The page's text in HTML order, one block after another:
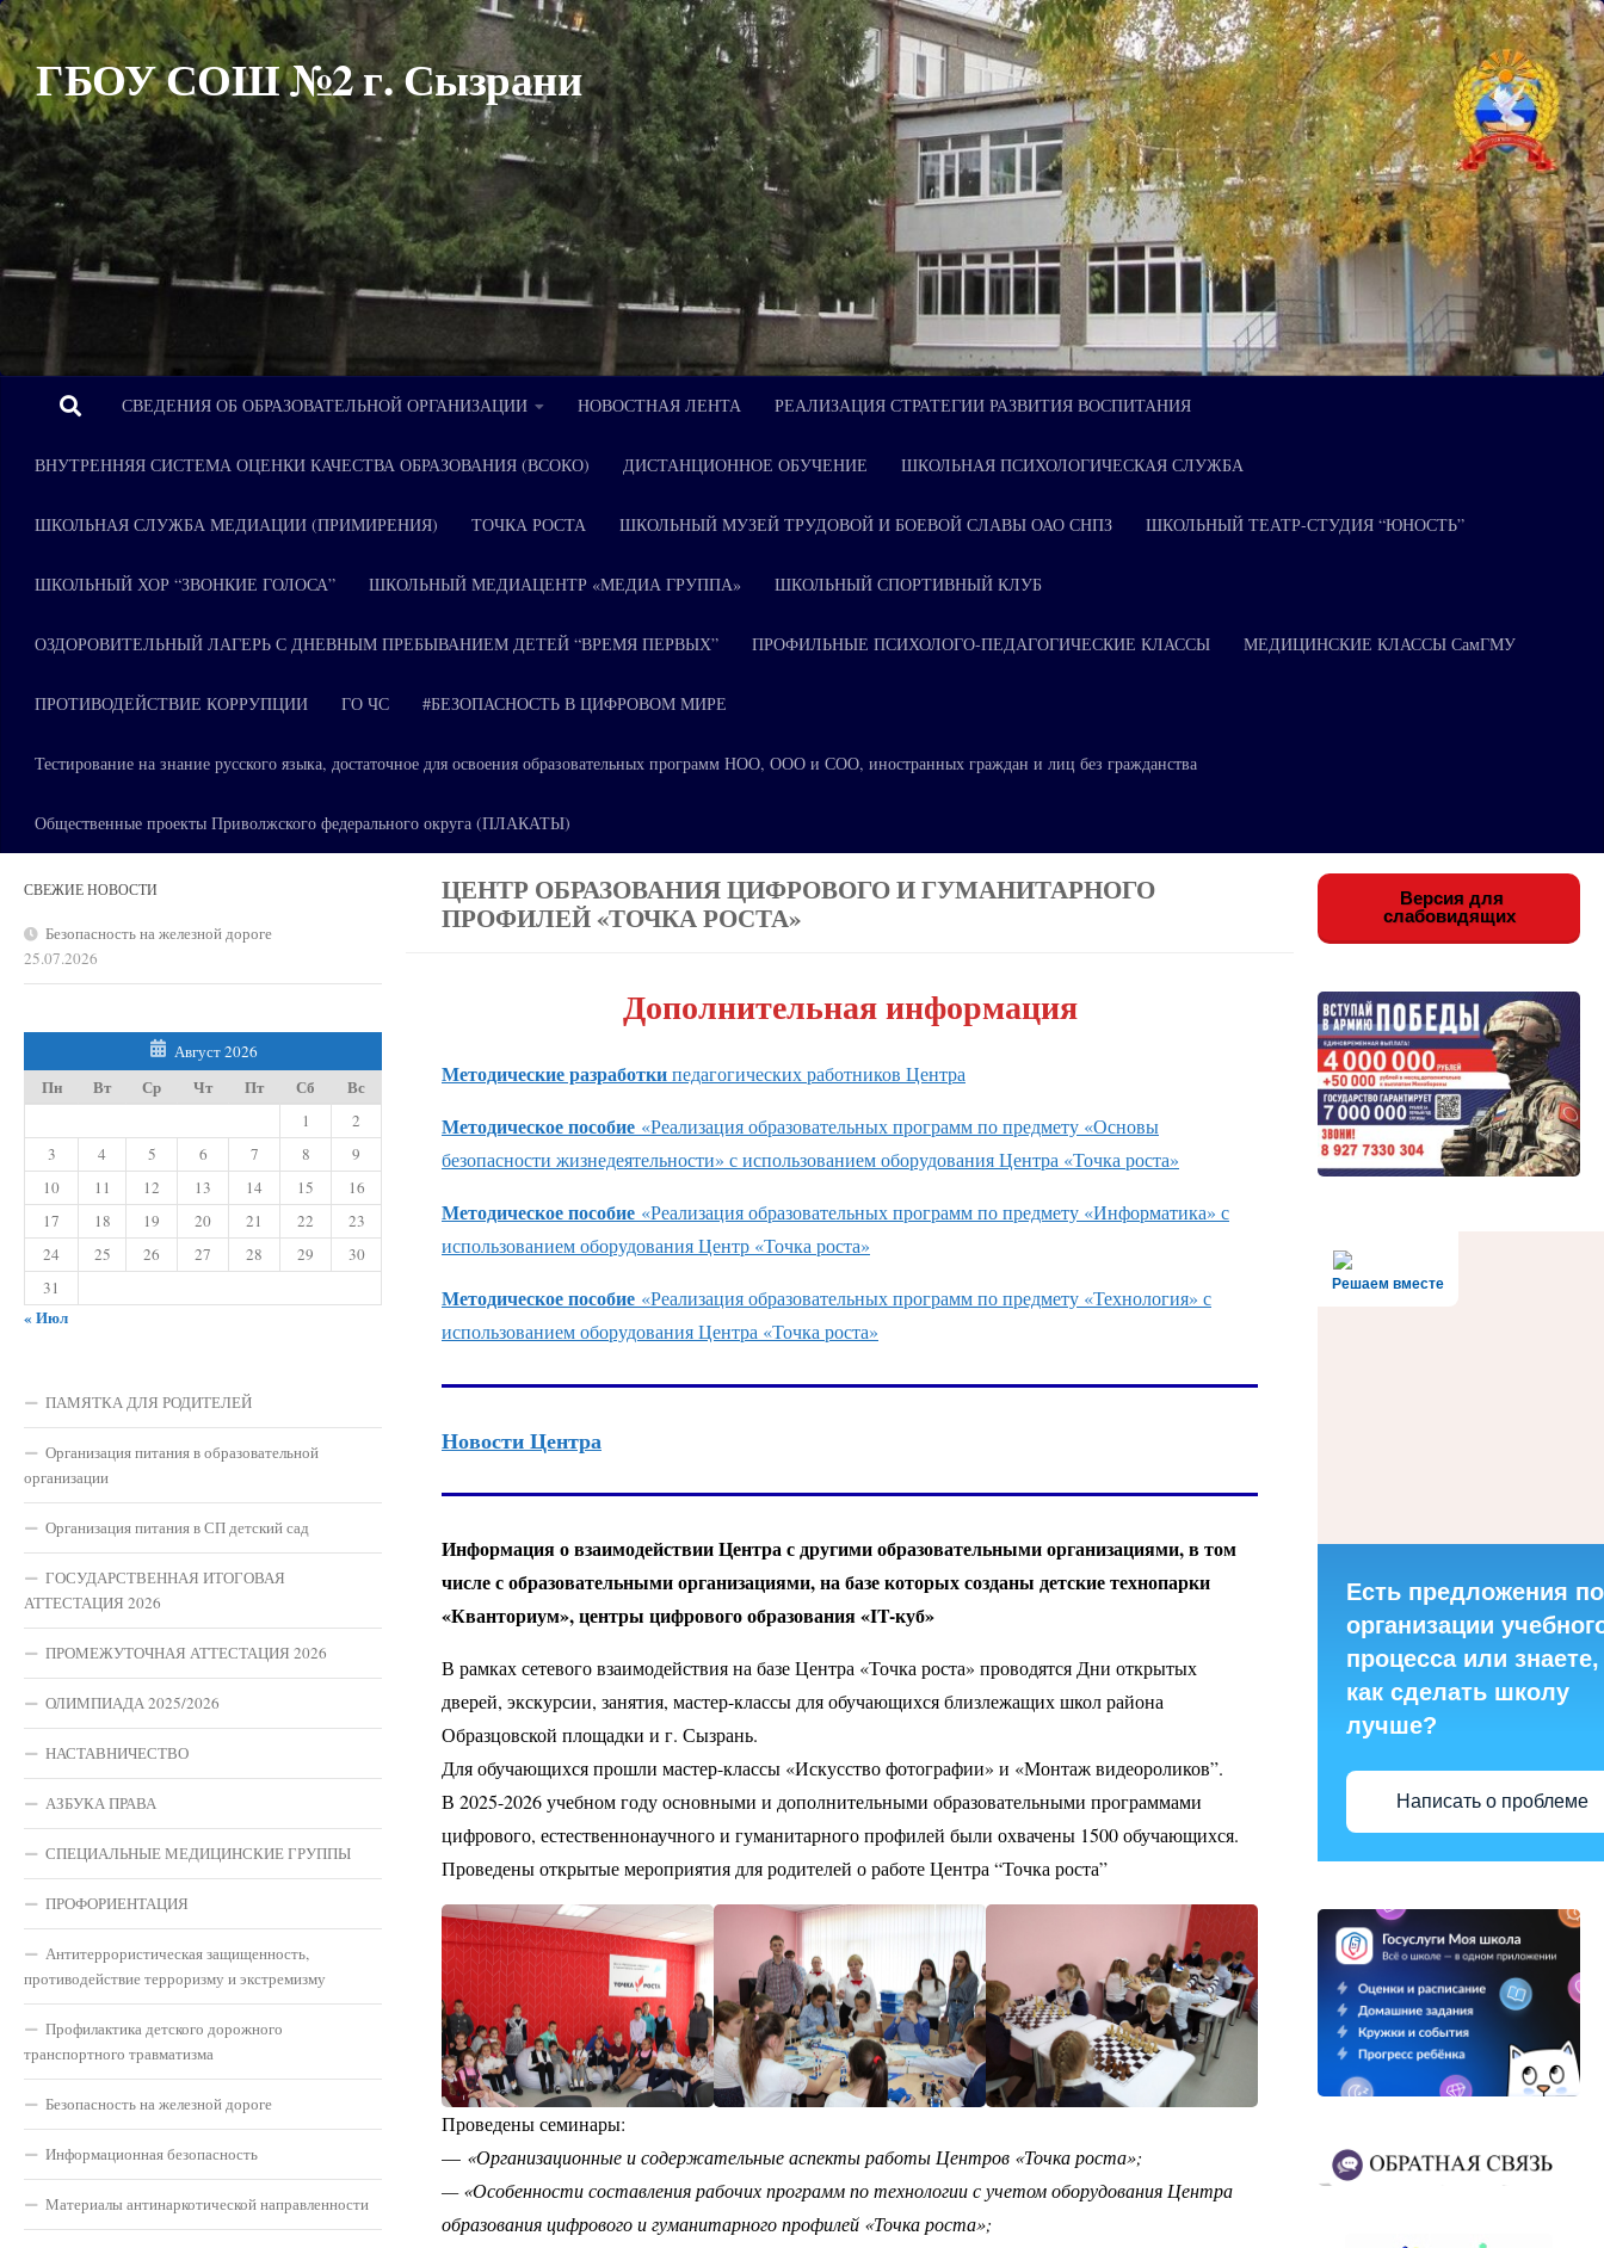
Перейти к содержимому
ГБОУ СОШ №2 г. Сызрани
СВЕДЕНИЯ ОБ ОБРАЗОВАТЕЛЬНОЙ ОРГАНИЗАЦИИ НОВОСТНАЯ ЛЕНТА РЕАЛИЗАЦИЯ СТРАТЕГИИ РАЗВИТИЯ ВОСПИТАНИЯ
ВНУТРЕННЯЯ СИСТЕМА ОЦЕНКИ КАЧЕСТВА ОБРАЗОВАНИЯ (ВСОКО) ДИСТАНЦИОННОЕ ОБУЧЕНИЕ ШКОЛЬНАЯ ПСИХОЛОГИЧЕСКАЯ СЛУЖБА
ШКОЛЬНАЯ СЛУЖБА МЕДИАЦИИ (ПРИМИРЕНИЯ) ТОЧКА РОСТА ШКОЛЬНЫЙ МУЗЕЙ ТРУДОВОЙ И БОЕВОЙ СЛАВЫ ОАО СНПЗ ШКОЛЬНЫЙ ТЕАТР-СТУДИЯ “ЮНОСТЬ”
ШКОЛЬНЫЙ ХОР “ЗВОНКИЕ ГОЛОСА” ШКОЛЬНЫЙ МЕДИАЦЕНТР «МЕДИА ГРУППА» ШКОЛЬНЫЙ СПОРТИВНЫЙ КЛУБ
ОЗДОРОВИТЕЛЬНЫЙ ЛАГЕРЬ С ДНЕВНЫМ ПРЕБЫВАНИЕМ ДЕТЕЙ “ВРЕМЯ ПЕРВЫХ” ПРОФИЛЬНЫЕ ПСИХОЛОГО-ПЕДАГОГИЧЕСКИЕ КЛАССЫ МЕДИЦИНСКИЕ КЛАССЫ СамГМУ
ПРОТИВОДЕЙСТВИЕ КОРРУПЦИИ ГО ЧС #БЕЗОПАСНОСТЬ В ЦИФРОВОМ МИРЕ
Тестирование на знание русского языка, достаточное для освоения образовательных программ НОО, ООО и СОО, иностранных граждан и лиц без гражданства
Общественные проекты Приволжского федерального округа (ПЛАКАТЫ)
ЦЕНТР ОБРАЗОВАНИЯ ЦИФРОВОГО И ГУМАНИТАРНОГО
ПРОФИЛЕЙ «ТОЧКА РОСТА»
Дополнительная информация
Методические разработкипедагогических работников Центра
Методическое пособие «Реализация образовательных программ по предмету «Основы
безопасности жизнедеятельности» с использованием оборудования Центра «Точка роста»
Методическое пособие «Реализация образовательных программ по предмету «Информатика» с
использованием оборудования Центр «Точка роста»
Методическое пособие «Реализация образовательных программ по предмету «Технология» с
использованием оборудования Центра «Точка роста»
Новости Центра
Информация о взаимодействии Центра с другими образовательными организациями, в том
числе с образовательными организациями, на базе которых созданы детские технопарки
«Кванториум», центры цифрового образования «IT-куб»
В рамках сетевого взаимодействия на базе Центра «Точка роста» проводятся Дни открытых
дверей, экскурсии, занятия, мастер-классы для обучающихся близлежащих школ района
Образцовской площадки и г. Сызрань.
Для обучающихся прошли мастер-классы «Искусство фотографии» и «Монтаж видеороликов”.
В 2025-2026 учебном году основными и дополнительными образовательными программами
цифрового, естественнонаучного и гуманитарного профилей были охвачены 1500 обучающихся.
Проведены открытые мероприятия для родителей о работе Центра “Точка роста”
Проведены семинары:
— «Организационные и содержательные аспекты работы Центров «Точка роста»;
— «Особенности составления рабочих программ по технологии с учетом оборудования Центра
образования цифрового и гуманитарного профилей «Точка роста»;
СВЕЖИЕ НОВОСТИ
Безопасность на железной дороге
25.07.2026
Август 2026
Пн Вт Ср Чт Пт Сб Вс
1
2
3
4 5 6 7 8
9
10
11 12 13 14 15
16
17
18 19 20 21 22
23
24
25 26 27 28 29
30
31
« Июл
ПАМЯТКА ДЛЯ РОДИТЕЛЕЙ
Организация питания в образовательной
организации
Организация питания в СП детский сад
ГОСУДАРСТВЕННАЯ ИТОГОВАЯ
АТТЕСТАЦИЯ 2026
ПРОМЕЖУТОЧНАЯ АТТЕСТАЦИЯ 2026
ОЛИМПИАДА 2025/2026
НАСТАВНИЧЕСТВО
АЗБУКА ПРАВА
СПЕЦИАЛЬНЫЕ МЕДИЦИНСКИЕ ГРУППЫ
ПРОФОРИЕНТАЦИЯ
Антитеррористическая защищенность,
противодействие терроризму и экстремизму
Профилактика детского дорожного
транспортного травматизма
Безопасность на железной дороге
Информационная безопасность
Материалы антинаркотической направленности
Версия для
слабовидящих
Решаем вместе
Есть предложения по
организации
процесса или знаете,
как сделать школу
лучше?
Написать о проблеме